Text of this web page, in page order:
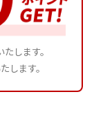
します。
します。